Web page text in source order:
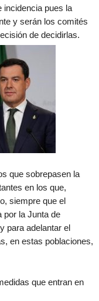
incidencia pues la
y serán los comités
de decidirlas.
que sobrepasen la
en los que,
siempre que el
por la Junta de
para adelantar el
en estas poblaciones,
que entran en